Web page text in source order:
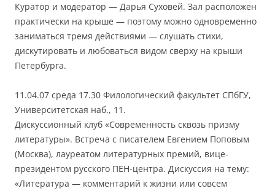
Куратор и модератор — Дарья Суховей. Зал расположен
практически на крыше — поэтому можно одновременно
заниматься тремя действиями — слушать стихи,
дискутировать и любоваться видом сверху на крыши
Петербурга.
11.04.07 среда 17.30 Филологический факультет СПбГУ,
Университетская наб., 11.
Дискуссионный клуб «Современность сквозь призму
литературы». Встреча с писателем Евгением Поповым
(Москва), лауреатом литературных премий, вице-
президентом русского ПЕН-центра. Дискуссия на тему:
«Литература — комментарий к жизни или совсем